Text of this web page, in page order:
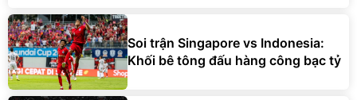
Soi trận Singapore vs Indonesia:
Khối bê tông đấu hàng công bạc tỷ